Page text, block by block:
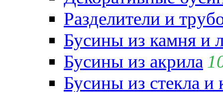
Разделители и
Бусины из камня и
Бусины из акрила
Бусины из стекла и